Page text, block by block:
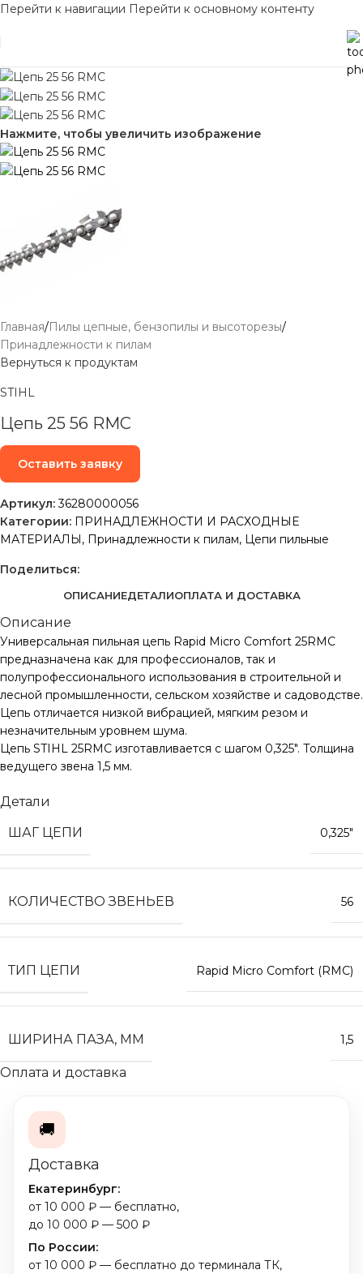
Перейти к навигации Перейти к основному контенту
Нажмите, чтобы увеличить изображение
Главная/Пилы цепные, бензопилы и высоторезы/
Принадлежности к пилам
Вернуться к продуктам
STIHL
Цепь 25 56 RMC
Оставить заявку
Артикул:36280000056
Категории: ПРИНАДЛЕЖНОСТИ И РАСХОДНЫЕ
МАТЕРИАЛЫ, Принадлежности к пилам, Цепи пильные
Поделиться:
ОПИСАНИЕДЕТАЛИОПЛАТА И ДОСТАВКА
Описание
Универсальная пильная цепь Rapid Micro Comfort 25RMC
предназначена как для профессионалов, так и
полупрофессионального использования в строительной и
лесной промышленности, сельском хозяйстве и садоводстве.
Цепь отличается низкой вибрацией, мягким резом и
незначительным уровнем шума.
Цепь STIHL 25RMC изготавливается с шагом 0,325″. Толщина
ведущего звена 1,5 мм.
Детали
ШАГ ЦЕПИ
0,325″
КОЛИЧЕСТВО ЗВЕНЬЕВ 56
ТИП ЦЕПИ Rapid Micro Comfort (RMC)
ШИРИНА ПАЗА, ММ 1,5
Оплата и доставка
🚚
Доставка
Екатеринбург:
от 10 000 ₽ — бесплатно,
до 10 000 ₽ — 500 ₽
По России:
от 10 000 ₽ — бесплатно до терминала ТК,